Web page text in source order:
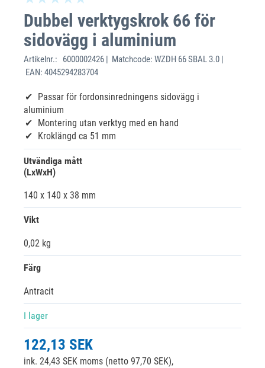
Dubbel verktygskrok 66 för
sidovägg i aluminium
Artikelnr.:
6000002426 | Matchcode: WZDH 66 SBAL 3.0 |
EAN: 4045294283704
Passar för fordonsinredningens sidovägg i
aluminium
Montering utan verktyg med en hand
Kroklängd ca 51 mm
Utvändiga mått
(LxWxH)
140 x 140 x 38 mm
Vikt
0,02 kg
Färg
Antracit
I lager
122,13 SEK
ink. 24,43 SEK moms (netto 97,70 SEK),